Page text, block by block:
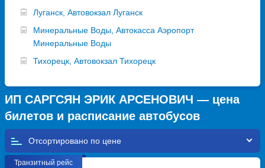
Луганск, Автовокзал Луганск
Минеральные Воды, Автокасса Аэропорт
Минеральные Воды
Тихорецк, Автовокзал Тихорецк
ИП САРГСЯН ЭРИК АРСЕНОВИЧ — цена
билетов и расписание автобусов
Отсортировано по
Транзитный рейс